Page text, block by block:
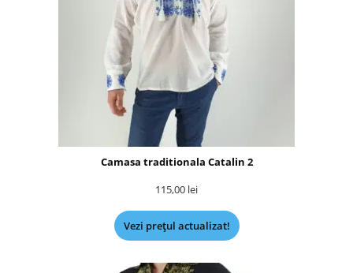
Camasa traditionala Catalin 2
115,00 lei
Vezi prețul actualizat!